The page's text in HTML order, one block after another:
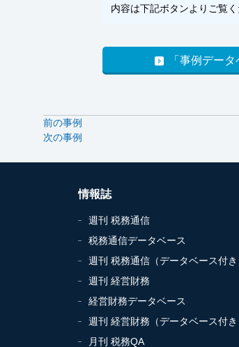
内容は下記ボタンよりご覧
「事例デー
前の事例
次の事例
情報誌
週刊 税務通信
税務通信データベース
週刊 税務通信（データベース付き
週刊 経営財務
経営財務データベース
週刊 経営財務（データベース付き
月刊 税務QA